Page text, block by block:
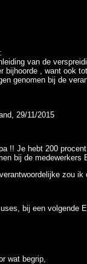
van de
bijhoorde , want ook
genomen bij de
29/11/2015
!! Je hebt 200
bij de medewerkers
zou ik
bij een volgende
wat begrip,